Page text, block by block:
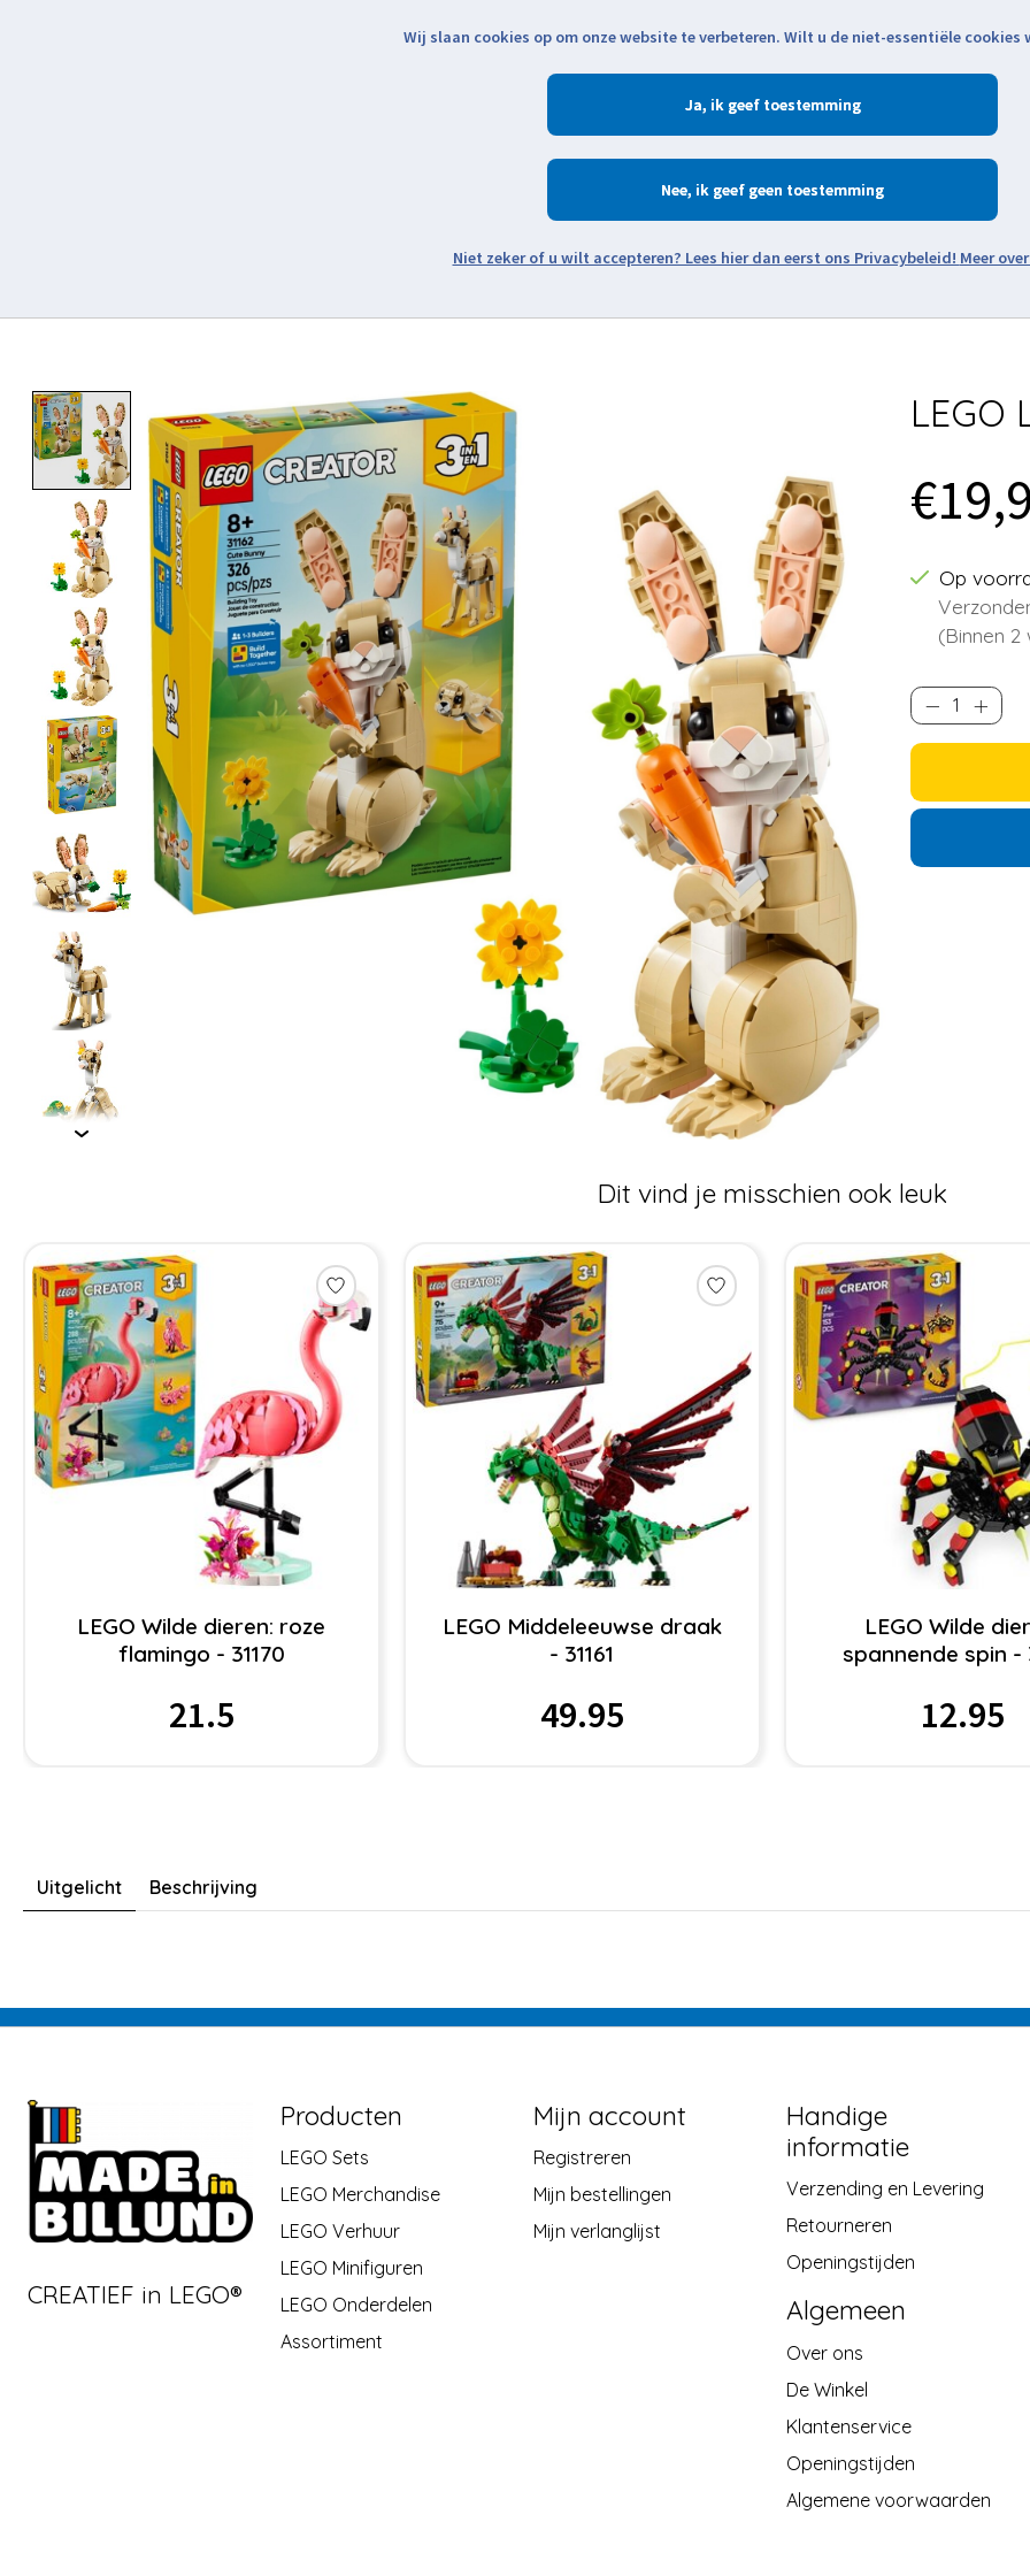
Zoeken
Product image slideshow Items LEGO
Op
(Binnen
Dit vind je misschien ook leuk
Items van productcarrousel
LEGO Wilde dieren: roze
flamingo - 31170
21.5
LEGO Middeleeuwse draak
- 31161
49.95
LEGO Wilde
spannende spin -
12.95
Uitgelicht Beschrijving
CREATIEF in LEGO®
Producten
LEGO Sets
LEGO Merchandise
LEGO Verhuur
LEGO Minifiguren
LEGO Onderdelen
Assortiment
Mijn account
Registreren
Mijn bestellingen
Mijn verlanglijst
Handige
informatie
Verzending en Levering
Retourneren
Openingstijden
Algemeen
Over ons
De Winkel
Klantenservice
Openingstijden
Algemene voorwaarden
Wij slaan cookies op om onze website te verbeteren. Wilt u de niet-essentiële cookies
Ja
Nee
Meer